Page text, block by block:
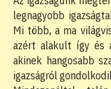
legnagyobb
Mi több, a ma
azért alakult így és
akinek hangosabb
igazságról